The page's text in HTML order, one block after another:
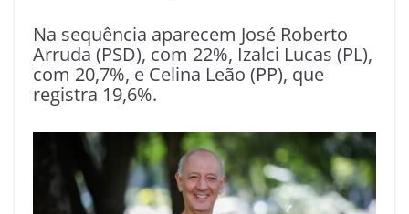
Na sequência aparecem José Roberto
Arruda (PSD), com 22%, Izalci Lucas (PL),
com 20,7%, e Celina Leão (PP), que
registra 19,6%.